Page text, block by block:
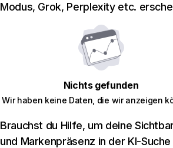
Modus, Grok, Perplexity etc.
Nichts gefunden
Wir haben keine Daten, die wir anzeigen
Brauchst du Hilfe, um deine
und Markenpräsenz in der KI-Suche